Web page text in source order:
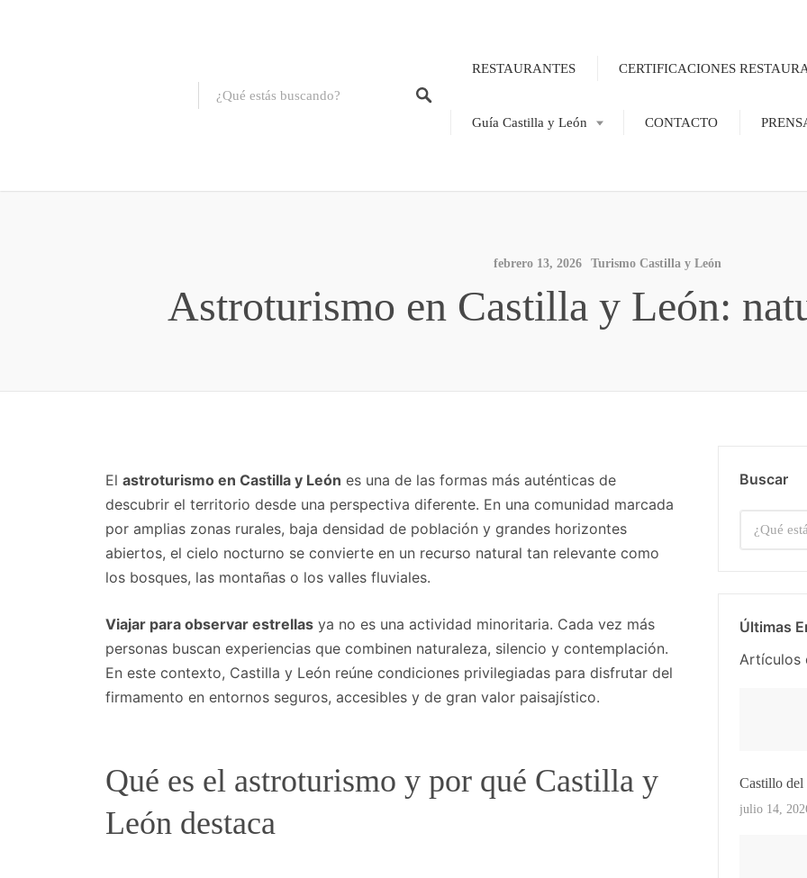
RESTAURANTES CERTIFICACIONES
Guía Castilla y León CONTACTO
febrero 13, 2026 Turismo Castilla y León
Astroturismo en Castilla y León:
El astroturismo en Castilla y León es una de las formas más auténticas de
descubrir el territorio desde una perspectiva diferente. En una comunidad marcada
por amplias zonas rurales, baja densidad de población y grandes horizontes
abiertos, el cielo nocturno se convierte en un recurso natural tan relevante como
los bosques, las montañas o los valles fluviales.
Viajar para observar estrellas ya no es una actividad minoritaria. Cada vez más
personas buscan experiencias que combinen naturaleza, silencio y contemplación.
En este contexto, Castilla y León reúne condiciones privilegiadas para disfrutar del
firmamento en entornos seguros, accesibles y de gran valor paisajístico.
Qué es el astroturismo y por qué Castilla y
León destaca
Buscar
Últimas
Artículos
Castillo del
julio 14,